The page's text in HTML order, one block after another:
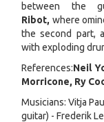
between the
Ribot, where
the second part,
with exploding
References:Neil
Morricone, Ry
Musicians: Vitja
guitar) - Frederik